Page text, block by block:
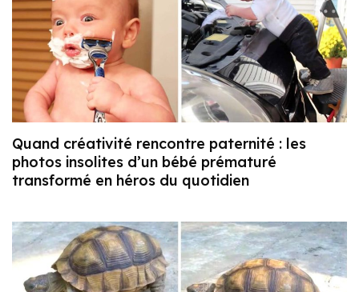
Quand créativité rencontre paternité : les
photos insolites d’un bébé prématuré
transformé en héros du quotidien